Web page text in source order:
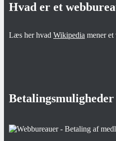
Hvad er et
Læs her hvad Wikipedia mener et
Betalingsmuligheder